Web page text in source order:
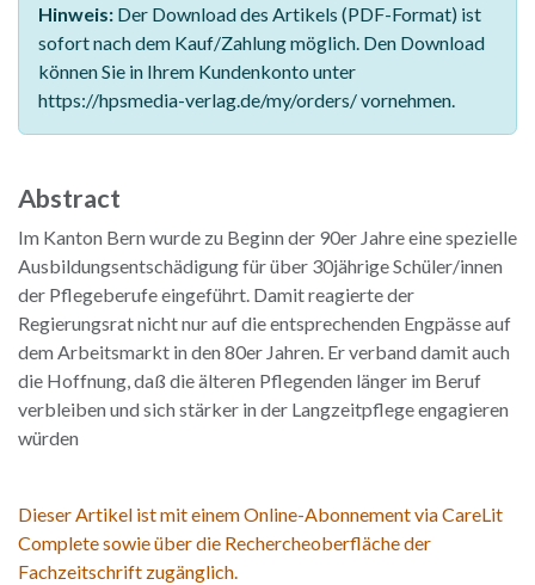
Hinweis: Der Download des Artikels (PDF-Format) ist
sofort nach dem Kauf/Zahlung möglich. Den Download
können Sie in Ihrem Kundenkonto unter
https://hpsmedia-verlag.de/my/orders/ vornehmen.
Abstract
Im Kanton Bern wurde zu Beginn der 90er Jahre eine spezielle
Ausbildungsentschädigung für über 30jährige Schüler/innen
der Pflegeberufe eingeführt. Damit reagierte der
Regierungsrat nicht nur auf die entsprechenden Engpässe auf
dem Arbeitsmarkt in den 80er Jahren. Er verband damit auch
die Hoffnung, daß die älteren Pflegenden länger im Beruf
verbleiben und sich stärker in der Langzeitpflege engagieren
würden
Dieser Artikel ist mit einem Online-Abonnement via CareLit
Complete sowie über die Rechercheoberfläche der
Fachzeitschrift zugänglich.